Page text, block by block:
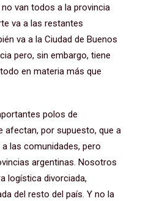
van todos a la provincia
va a las restantes
va a la Ciudad de Buenos
pero, sin embargo, tiene
en materia más que
polos de
afectan, por supuesto, que a
las comunidades, pero
argentinas. Nosotros
logística divorciada,
del resto del país. Y no la